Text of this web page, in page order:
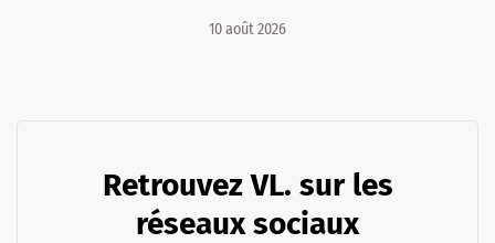
10 août 2026
Retrouvez VL. sur les
réseaux sociaux